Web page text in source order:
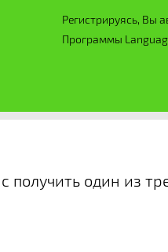
Регистрируясь, Вы
Программы
один из